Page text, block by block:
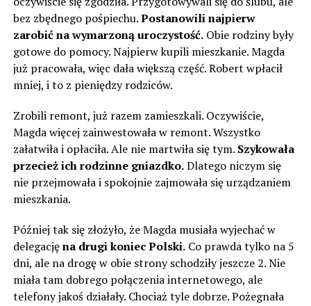
bez zbędnego pośpiechu.Postanowili najpierw
zarobić na wymarzoną uroczystość.Obie rodziny były
gotowe do pomocy. Najpierw kupili mieszkanie. Magda
już pracowała, więc dała większą część. Robert wpłacił
mniej, i to z pieniędzy rodziców.
Zrobili remont, już razem zamieszkali. Oczywiście,
Magda więcej zainwestowała w remont. Wszystko
załatwiła i opłaciła. Ale nie martwiła się tym. Szykowała
przecież ich rodzinne gniazdko.Dlatego niczym się
nie przejmowała i spokojnie zajmowała się urządzaniem
mieszkania.
Później tak się złożyło, że Magda musiała wyjechać w
delegacjęna drugi koniec Polski.Co prawda tylko na 5
dni, ale na drogę w obie strony schodziły jeszcze 2. Nie
miała tam dobrego połączenia internetowego, ale
telefony jakoś działały. Chociaż tyle dobrze. Pożegnała